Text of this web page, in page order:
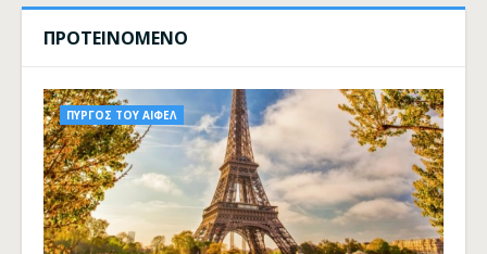
ΠΡΟΤΕΙΝΟΜΕΝΟ
ΠΥΡΓΟΣ ΤΟΥ ΑΙΦΕΛ